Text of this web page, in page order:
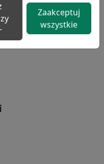
Zaakceptuj
wszystkie